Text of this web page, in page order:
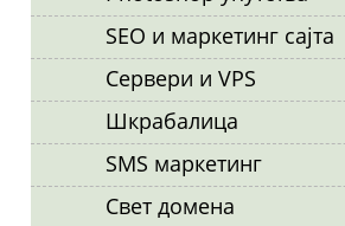
SEO и маркетинг сајта
Сервери и VPS
Шкрабалица
SMS маркетинг
Свет домена